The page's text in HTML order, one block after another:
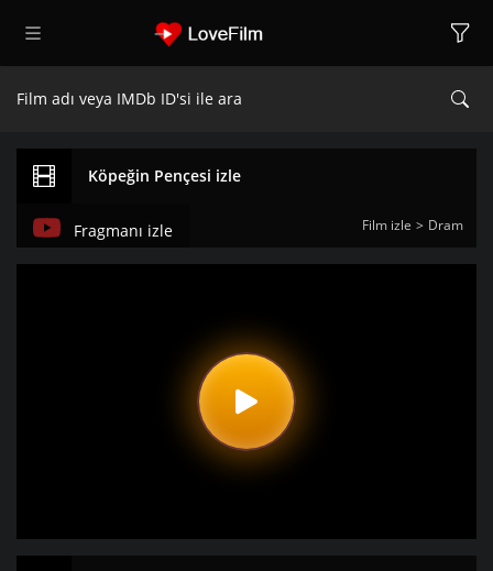
Köpeğin Pençesi izle
Film izle Dram
Fragmanı izle